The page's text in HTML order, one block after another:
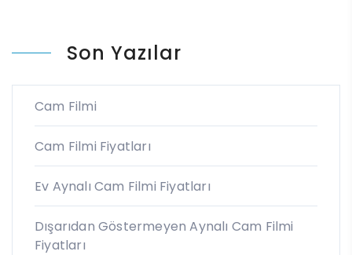
Son Yazılar
Cam Filmi
Cam Filmi Fiyatları
Ev Aynalı Cam Filmi Fiyatları
Dışarıdan Göstermeyen Aynalı Cam Filmi
Fiyatları